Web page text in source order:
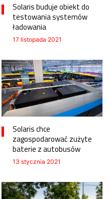
Solaris buduje obiekt do
testowania systemów
ładowania
17 listopada 2021
Solaris chce
zagospodarować zużyte
baterie z autobusów
13 stycznia 2021